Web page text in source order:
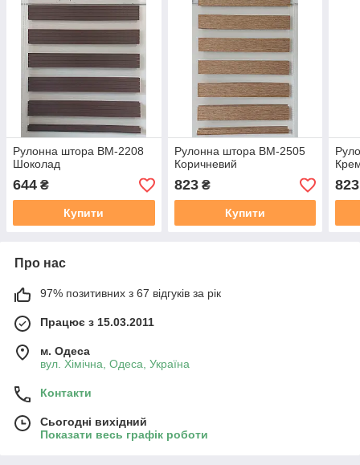
Рулонна штора ВМ-2208
Шоколад
644 ₴
Купити
Рулонна штора ВМ-2505
Коричневий
823₴
Купити
823
Про нас
97% позитивних з 67 відгуків за рік
Працює з 15.03.2011
м. Одеса
вул. Хiмiчна, Одеса, Україна
Контакти
Сьогодні вихідний
Показати весь графік роботи